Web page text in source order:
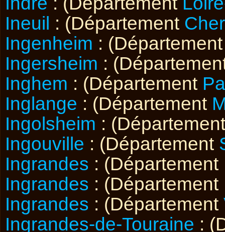
Ineuil : (Département Cher
Ingenheim :
Ingersheim :
Inghem : (Département
Inglange : (Département
Ingolsheim :
Ingouville : (Département
Ingrandes : (Département
Ingrandes : (Département
Ingrandes : (Département
Ingrandes-de-Touraine :